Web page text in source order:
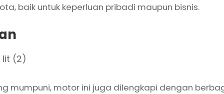
baik untuk keperluan pribadi maupun bisnis.
mumpuni, motor ini juga dilengkapi dengan